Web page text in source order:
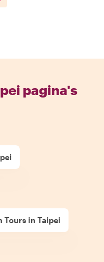
pagina's
Tours in Taipei